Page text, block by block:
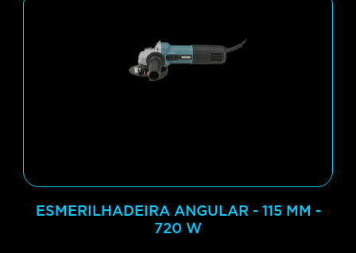
ESMERILHADEIRA ANGULAR - 115 MM -
720 W